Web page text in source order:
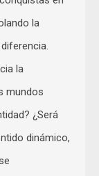
la
la
mundos
¿Será
dinámico,